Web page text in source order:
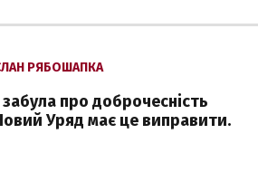
РЯБОШАПКА
про доброчесність
Уряд має це виправити.